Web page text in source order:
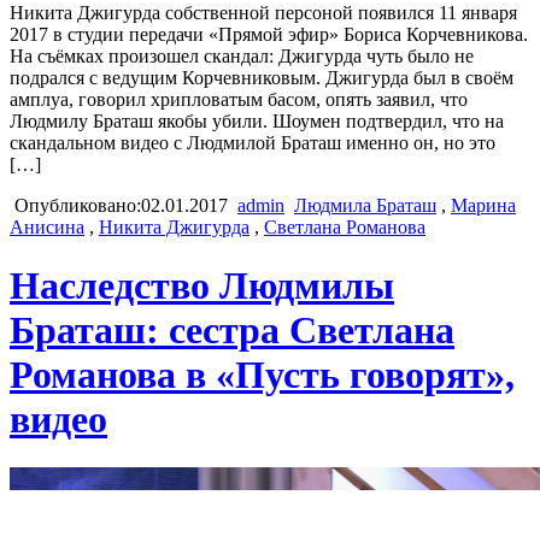
Никита Джигурда собственной персоной появился 11 января
2017 в студии передачи «Прямой эфир» Бориса Корчевникова.
На съёмках произошел скандал: Джигурда чуть было не
подрался с ведущим Корчевниковым. Джигурда был в своём
амплуа, говорил хрипловатым басом, опять заявил, что
Людмилу Браташ якобы убили. Шоумен подтвердил, что на
скандальном видео с Людмилой Браташ именно он, но это
[…]
Опубликовано:02.01.2017 admin Людмила Браташ , Марина
Анисина , Никита Джигурда , Светлана Романова
Наследство Людмилы
Браташ: сестра Светлана
Романова в «Пусть говорят»,
видео